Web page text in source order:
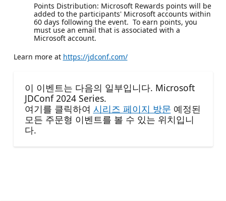
Points Distribution: Microsoft Rewards points will be
added to the participants' Microsoft accounts within
60 days following the event. To earn points, you
must use an email that is associated with a
Microsoft account.
Learn more at https://jdconf.com/
이 이벤트는 다음의 일부입니다. Microsoft
JDConf 2024 Series.
여기를 클릭하여 시리즈 페이지 방문 예정된
모든 주문형 이벤트를 볼 수 있는 위치입니
다.